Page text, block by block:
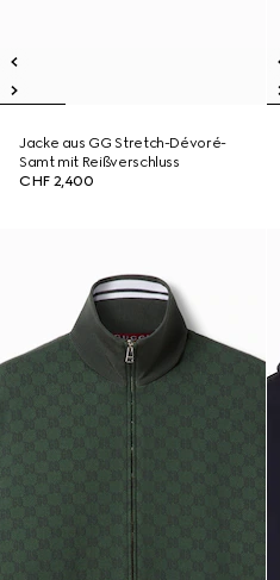
Jacke aus GG Stretch-Dévoré-
Samt mit Reißverschluss
CHF 2,400